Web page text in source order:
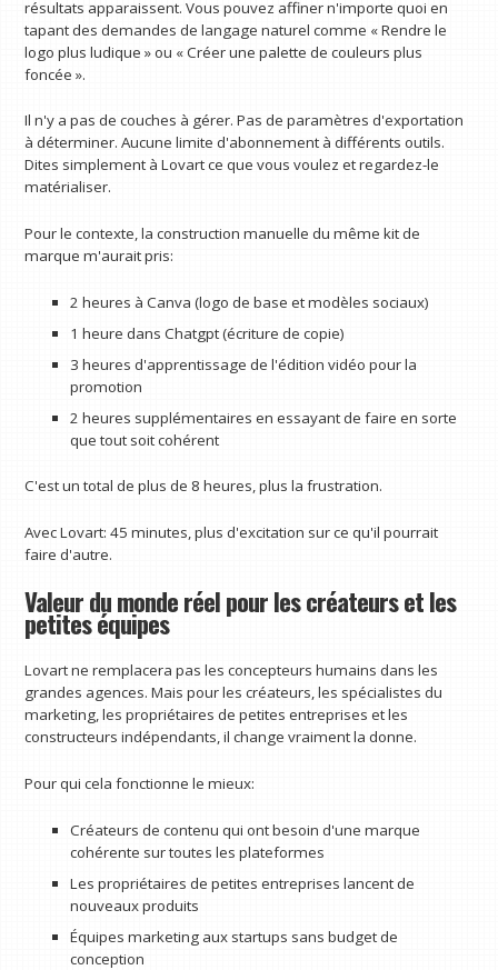
résultats apparaissent. Vous pouvez affiner n'importe quoi en
tapant des demandes de langage naturel comme « Rendre le
logo plus ludique » ou « Créer une palette de couleurs plus
foncée ».
Il n'y a pas de couches à gérer. Pas de paramètres d'exportation
à déterminer. Aucune limite d'abonnement à différents outils.
Dites simplement à Lovart ce que vous voulez et regardez-le
matérialiser.
Pour le contexte, la construction manuelle du même kit de
marque m'aurait pris:
2 heures à Canva (logo de base et modèles sociaux)
1 heure dans Chatgpt (écriture de copie)
3 heures d'apprentissage de l'édition vidéo pour la
promotion
2 heures supplémentaires en essayant de faire en sorte
que tout soit cohérent
C'est un total de plus de 8 heures, plus la frustration.
Avec Lovart: 45 minutes, plus d'excitation sur ce qu'il pourrait
faire d'autre.
Valeur du monde réel pour les créateurs et les
petites équipes
Lovart ne remplacera pas les concepteurs humains dans les
grandes agences. Mais pour les créateurs, les spécialistes du
marketing, les propriétaires de petites entreprises et les
constructeurs indépendants, il change vraiment la donne.
Pour qui cela fonctionne le mieux:
Créateurs de contenu qui ont besoin d'une marque
cohérente sur toutes les plateformes
Les propriétaires de petites entreprises lancent de
nouveaux produits
Équipes marketing aux startups sans budget de
conception